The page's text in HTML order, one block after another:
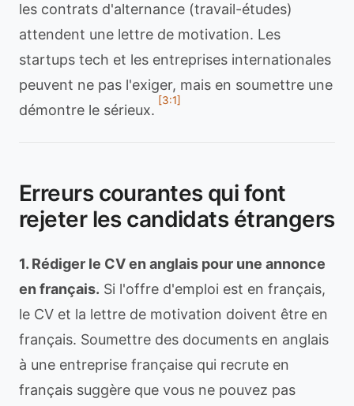
les contrats d'alternance (travail-études)
attendent une lettre de motivation. Les
startups tech et les entreprises internationales
peuvent ne pas l'exiger, mais en soumettre une
démontre le sérieux.
[3:1]
Erreurs courantes qui font
rejeter les candidats étrangers
1. Rédiger le CV en anglais pour une annonce
en français. Si l'offre d'emploi est en français,
le CV et la lettre de motivation doivent être en
français. Soumettre des documents en anglais
à une entreprise française qui recrute en
français suggère que vous ne pouvez pas